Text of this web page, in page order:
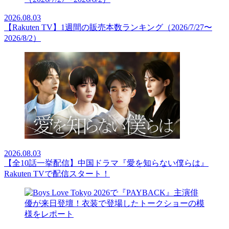
2026.08.03
【Rakuten TV】1週間の販売本数ランキング（2026/7/27〜
2026/8/2）
2026.08.03
【全10話一挙配信】中国ドラマ『愛を知らない僕らは』
Rakuten TVで配信スタート！